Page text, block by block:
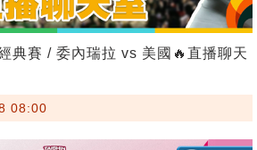
典賽 / 委內瑞拉 vs 美國🔥直播聊天
08:00